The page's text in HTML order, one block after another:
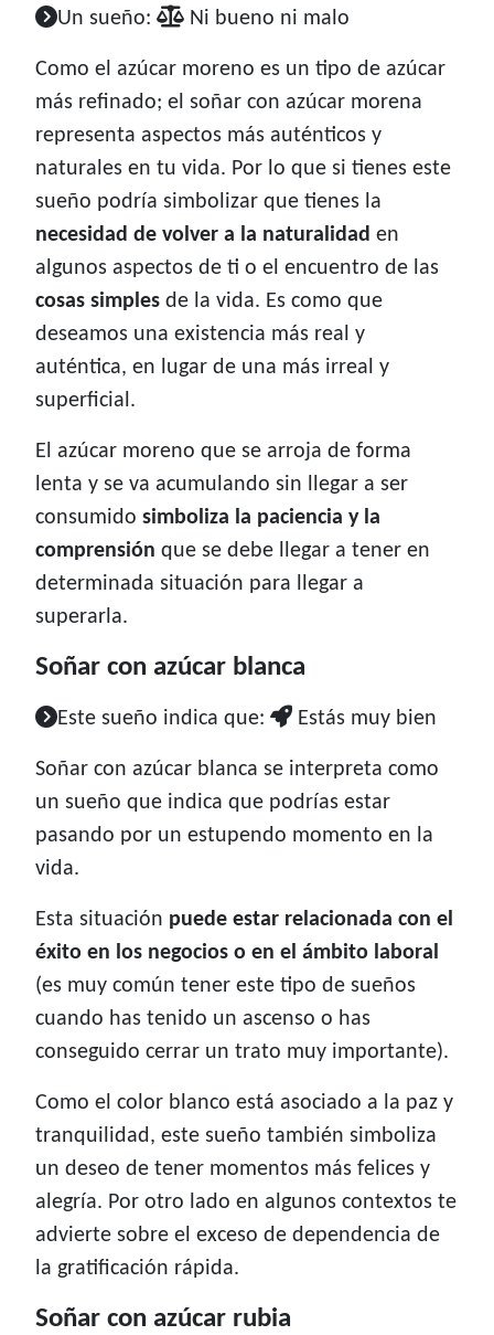
Un sueño: Ni bueno ni malo
Como el azúcar moreno es un tipo de azúcar
más refinado; el soñar con azúcar morena
representa aspectos más auténticos y
naturales en tu vida. Por lo que si tienes este
sueño podría simbolizar que tienes la
necesidad de volver a la naturalidad en
algunos aspectos de ti o el encuentro de las
cosas simples de la vida. Es como que
deseamos una existencia más real y
auténtica, en lugar de una más irreal y
superficial.
El azúcar moreno que se arroja de forma
lenta y se va acumulando sin llegar a ser
consumido simboliza la paciencia y la
comprensión que se debe llegar a tener en
determinada situación para llegar a
superarla.
Soñar con azúcar blanca
Este sueño indica que: Estás muy bien
Soñar con azúcar blanca se interpreta como
un sueño que indica que podrías estar
pasando por un estupendo momento en la
vida.
Esta situación puede estar relacionada con el
éxito en los negocios o en el ámbito laboral
(es muy común tener este tipo de sueños
cuando has tenido un ascenso o has
conseguido cerrar un trato muy importante).
Como el color blanco está asociado a la paz y
tranquilidad, este sueño también simboliza
un deseo de tener momentos más felices y
alegría. Por otro lado en algunos contextos te
advierte sobre el exceso de dependencia de
la gratificación rápida.
Soñar con azúcar rubia